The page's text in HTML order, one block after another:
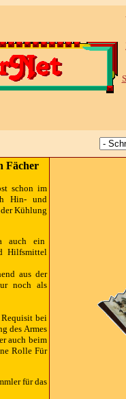
Fächer
schon im
Hin- und
Kühlung
auch ein
Hilfsmittel
aus der
noch als
Requisit bei
des Armes
auch beim
Rolle Für
für das